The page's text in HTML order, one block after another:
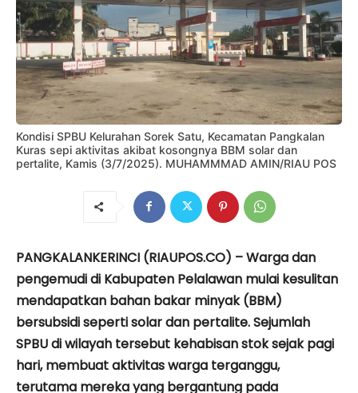
Kondisi SPBU Kelurahan Sorek Satu, Kecamatan Pangkalan
Kuras sepi aktivitas akibat kosongnya BBM solar dan
pertalite, Kamis (3/7/2025). MUHAMMMAD AMIN/RIAU POS
PANGKALANKERINCI (RIAUPOS.CO) – Warga dan
pengemudi di Kabupaten Pelalawan mulai kesulitan
mendapatkan bahan bakar minyak (BBM)
bersubsidi seperti solar dan pertalite. Sejumlah
SPBU di wilayah tersebut kehabisan stok sejak pagi
hari, membuat aktivitas warga terganggu,
terutama mereka yang bergantung pada